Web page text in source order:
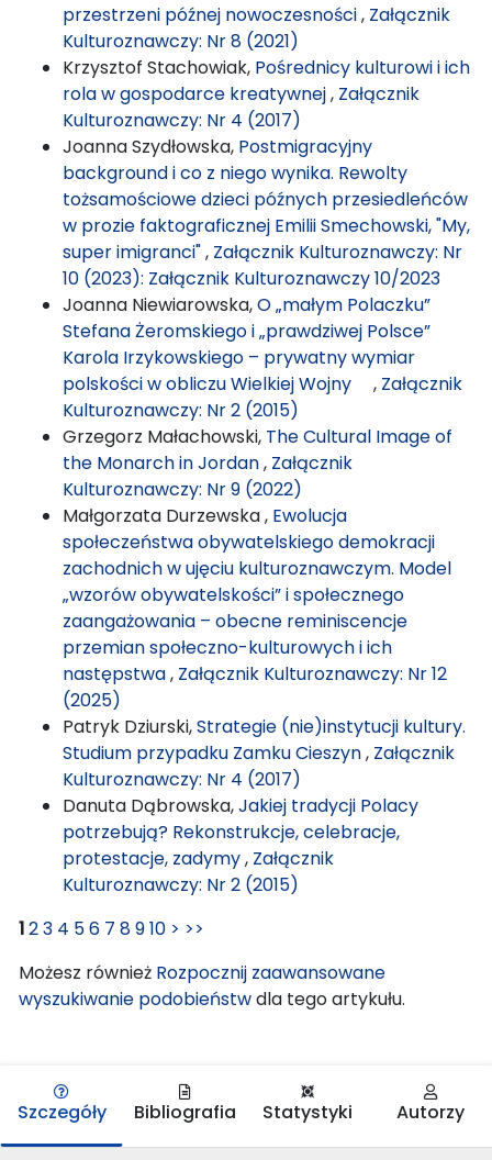
przestrzeni późnej nowoczesności, Załącznik
Kulturoznawczy: Nr 8 (2021)
Krzysztof Stachowiak, Pośrednicy kulturowi i ich
rola w gospodarce kreatywnej, Załącznik
Kulturoznawczy: Nr 4 (2017)
Joanna Szydłowska, Postmigracyjny
background i co z niego wynika. Rewolty
tożsamościowe dzieci późnych przesiedleńców
w prozie faktograficznej Emilii Smechowski, "My,
super imigranci", Załącznik Kulturoznawczy: Nr
10 (2023): Załącznik Kulturoznawczy 10/2023
Joanna Niewiarowska,O „małym Polaczku”
Stefana Żeromskiego i „prawdziwej Polsce”
Karola Irzykowskiego – prywatny wymiar
polskości w obliczu Wielkiej Wojny , Załącznik
Kulturoznawczy: Nr 2 (2015)
Grzegorz Małachowski, The Cultural Image of
the Monarch in Jordan, Załącznik
Kulturoznawczy: Nr 9 (2022)
Małgorzata Durzewska , Ewolucja
społeczeństwa obywatelskiego demokracji
zachodnich w ujęciu kulturoznawczym. Model
„wzorów obywatelskości” i społecznego
zaangażowania – obecne reminiscencje
przemian społeczno-kulturowych i ich
następstwa, Załącznik Kulturoznawczy: Nr 12
(2025)
Patryk Dziurski,Strategie (nie)instytucji kultury.
Studium przypadku Zamku Cieszyn, Załącznik
Kulturoznawczy: Nr 4 (2017)
Danuta Dąbrowska,Jakiej tradycji Polacy
potrzebują? Rekonstrukcje, celebracje,
protestacje, zadymy, Załącznik
Kulturoznawczy: Nr 2 (2015)
123 4 56 7 8910 > >>
Możesz również Rozpocznij zaawansowane
wyszukiwanie podobieństwdla tego artykułu.
Szczegóły Bibliografia Statystyki Autorzy